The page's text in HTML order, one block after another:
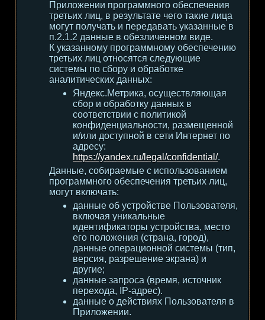
Приложении программного обеспечения
третьих лиц, в результате чего такие лица
могут получать и передавать указанные в
п.2.1.2 данные в обезличенном виде.
К указанному программному обеспечению
третьих лиц относятся следующие
системы по сбору и обработке
аналитических данных:
Яндекс.Метрика, осуществляющая
сбор и обработку данных в
соответствии с политикой
конфиденциальности, размещенной
и/или доступной в сети Интернет по
адресу:
https://yandex.ru/legal/confidential/.
Данные, собираемые с использованием
программного обеспечения третьих лиц,
могут включать:
данные об устройстве Пользователя,
включая уникальные
идентификаторы устройства, место
его положения (страна, город),
данные операционной системы (тип,
версия, разрешение экрана) и
другие;
данные запроса (время, источник
перехода, IP-адрес).
данные о действиях Пользователя в
Приложении.